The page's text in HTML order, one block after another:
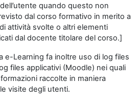
quando questo non
dal corso formativo in merito a
attività svolte o altri elementi
dal docente titolare del corso.]
e-Learning fa inoltre uso di log files
files applicativi (Moodle) nei quali
raccolte in maniera
visite degli utenti.